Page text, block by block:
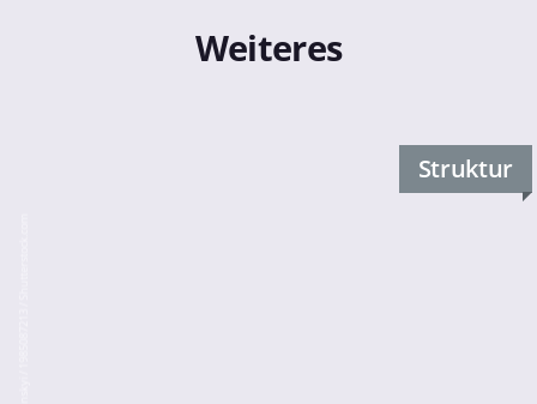
Weiteres
Struktur